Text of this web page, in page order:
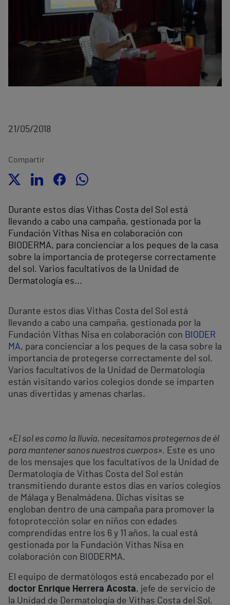
21/05/2018
Compartir
Durante estos días Vithas Costa del Sol está
llevando a cabo una campaña, gestionada por la
Fundación Vithas Nisa en colaboración con
BIODERMA, para concienciar a los peques de la casa
sobre la importancia de protegerse correctamente
del sol. Varios facultativos de la Unidad de
Dermatología es...
Durante estos días Vithas Costa del Sol está
llevando a cabo una campaña, gestionada por la
Fundación Vithas Nisa en colaboración con BIODER
MA, para concienciar a los peques de la casa sobre la
importancia de protegerse correctamente del sol.
Varios facultativos de la Unidad de Dermatología
están visitando varios colegios donde se imparten
unas divertidas y amenas charlas.
«El sol es como la lluvia, necesitamos protegernos de él
para mantener sanos nuestros cuerpos». Este es uno
de los mensajes que los facultativos de la Unidad de
Dermatología de Vithas Costa del Sol están
transmitiendo durante estos días en varios colegios
de Málaga y Benalmádena. Dichas visitas se
engloban dentro de una campaña para promover la
fotoprotección solar en niños con edades
comprendidas entre los 6 y 11 años, la cual está
gestionada por la Fundación Vithas Nisa en
colaboración con BIODERMA.
El equipo de dermatólogos está encabezado por el
doctor Enrique Herrera Acosta, jefe de servicio de
la Unidad de Dermatología de Vithas Costa del Sol,